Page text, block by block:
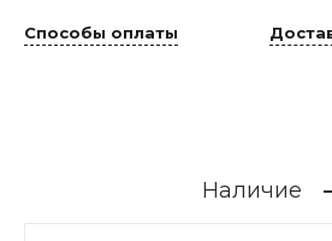
Способы оплаты
Наличие